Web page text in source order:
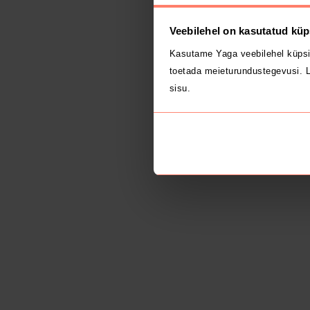
Veebilehel on kasutatud
Kasutame Yaga veebilehel
toetada meieturundustegevusi.
sisu.